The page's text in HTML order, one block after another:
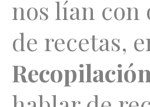
nos lían con
de recetas,
Recopilación